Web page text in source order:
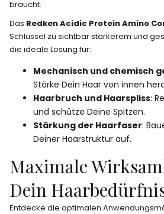
braucht.
Das Redken Acidic Protein Amino
Schlüssel zu sichtbar stärkerem und
die ideale Lösung für:
Mechanisch und chemisch
Stärke Dein Haar von innen
Haarbruch und Haarspliss:
und schütze Deine Spitzen.
Stärkung der Haarfaser:
Deiner Haarstruktur auf.
Maximale
Dein
Entdecke die optimalen